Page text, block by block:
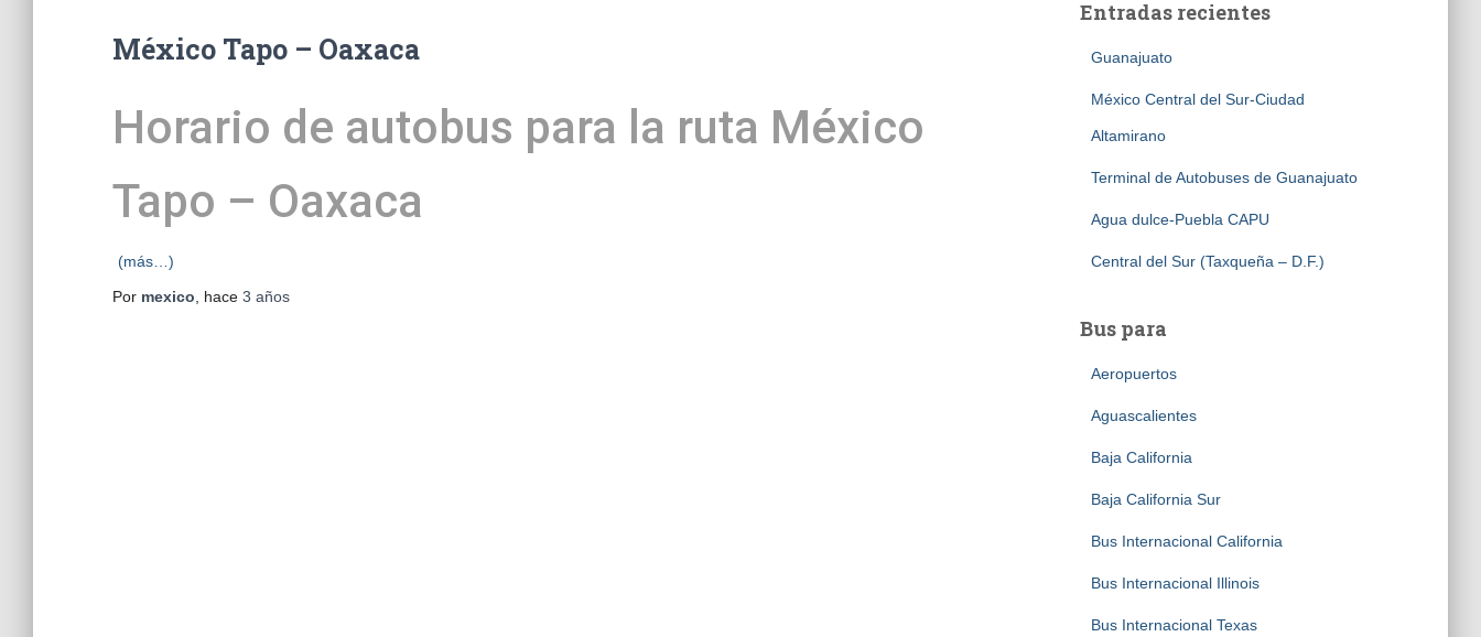
México Tapo – Oaxaca
Horario de autobus para la ruta México
Tapo – Oaxaca
(más…)
Por mexico , hace 3 años
Entradas recientes
Guanajuato
México Central del Sur-Ciudad
Altamirano
Terminal de Autobuses de Guanajuato
Agua dulce-Puebla CAPU
Central del Sur (Taxqueña – D.F.)
Bus para
Aeropuertos
Aguascalientes
Baja California
Baja California Sur
Bus Internacional California
Bus Internacional Illinois
Bus Internacional Texas